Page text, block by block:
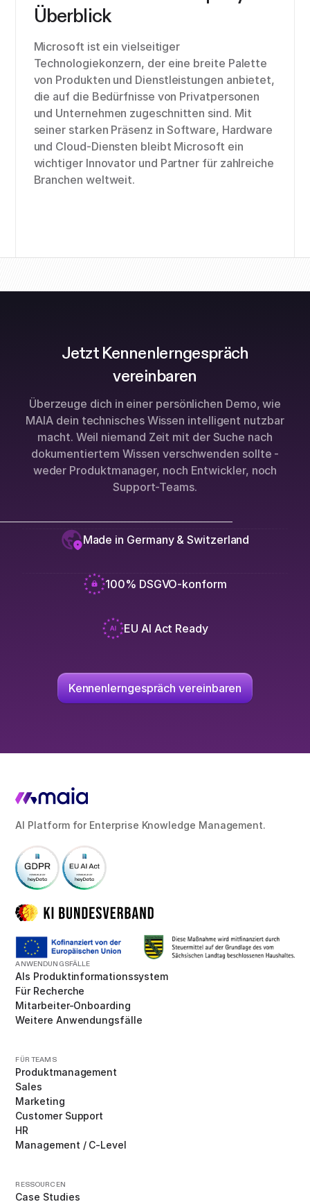
Überblick
Microsoft ist ein vielseitiger
Technologiekonzern, der eine breite Palette
von Produkten und Dienstleistungen anbietet,
die auf die Bedürfnisse von Privatpersonen
und Unternehmen zugeschnitten sind. Mit
seiner starken Präsenz in Software, Hardware
und Cloud-Diensten bleibt Microsoft ein
wichtiger Innovator und Partner für zahlreiche
Branchen weltweit.
Jetzt Kennenlerngespräch
vereinbaren
Überzeuge dich in einer persönlichen Demo, wie
MAIA dein technisches Wissen intelligent nutzbar
macht. Weil niemand Zeit mit der Suche nach
dokumentiertem Wissen verschwenden sollte -
weder Produktmanager, noch Entwickler, noch
Support-Teams.
Made in Germany & Switzerland
100% DSGVO-konform
EU AI Act Ready
Kennenlerngespräch vereinbaren
AI Platform for Enterprise Knowledge Management.
ANWENDUNGSFÄLLE
Als Produktinformationssystem
Für Recherche
Mitarbeiter-Onboarding
Weitere Anwendungsfälle
FÜR TEAMS
Produktmanagement
Sales
Marketing
Customer Support
HR
Management / C-Level
RESSOURCEN
Case Studies